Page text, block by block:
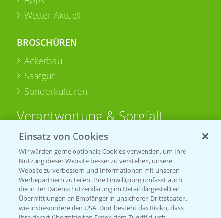
Wetter Aktuell
BROSCHÜREN
Ackerbau
Saatgut
Sonderkulturen
Verantwortung & Sorgfalt
Sammelstellen und Termine
PRE - Chemikalien sicher entsorgen
Sammelstellen und Termine
Einsatz von Cookies
Wir würden gerne optionale Cookies verwenden, um Ihre
Nutzung dieser Website besser zu verstehen, unsere
Website zu verbessern und Informationen mit unseren
Werbepartnern zu teilen. Ihre Einwilligung umfasst auch
die in der Datenschutzerklärung im Detail dargestellten
Übermittlungen an Empfänger in unsicheren Drittstaaten,
wie insbesondere den USA. Dort besteht das Risiko, dass